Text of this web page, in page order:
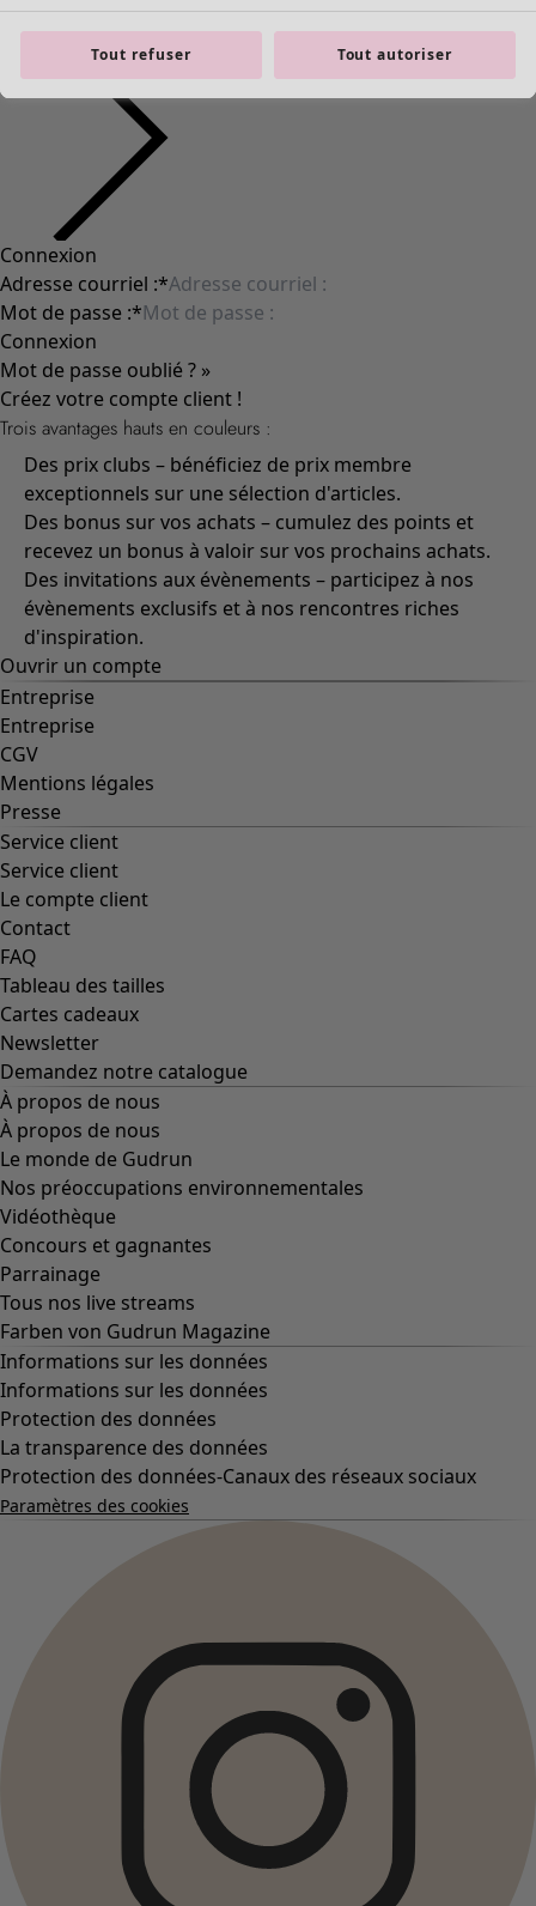
framework.scrolltotop
Connexion
Adresse courriel :*
Mot de passe :*
Connexion
Mot de passe oublié ? »
Créez votre compte client !
Trois avantages hauts en couleurs :
Des prix clubs – bénéficiez de prix membre
exceptionnels sur une sélection d'articles.
Des bonus sur vos achats – cumulez des points et
recevez un bonus à valoir sur vos prochains achats.
Des invitations aux évènements – participez à nos
évènements exclusifs et à nos rencontres riches
d'inspiration.
Ouvrir un compte
Entreprise
Entreprise
CGV
Mentions légales
Presse
Service client
Service client
Le compte client
Contact
FAQ
Tableau des tailles
Cartes cadeaux
Newsletter
Demandez notre catalogue
À propos de nous
À propos de nous
Le monde de Gudrun
Nos préoccupations environnementales
Vidéothèque
Concours et gagnantes
Parrainage
Tous nos live streams
Farben von Gudrun Magazine
Informations sur les données
Informations sur les données
Protection des données
La transparence des données
Protection des données-Canaux des réseaux sociaux
Paramètres des cookies
Tout refuser Tout autoriser